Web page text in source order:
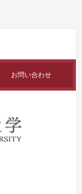
お問い合わせ